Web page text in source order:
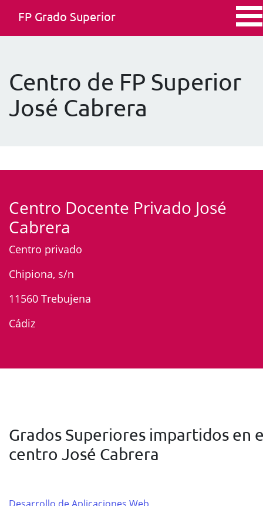
FP Grado Superior
Centro de FP Superior
José Cabrera
Centro Docente Privado José
Cabrera
Centro privado
Chipiona, s/n
11560 Trebujena
Cádiz
Grados Superiores impartidos en
centro José Cabrera